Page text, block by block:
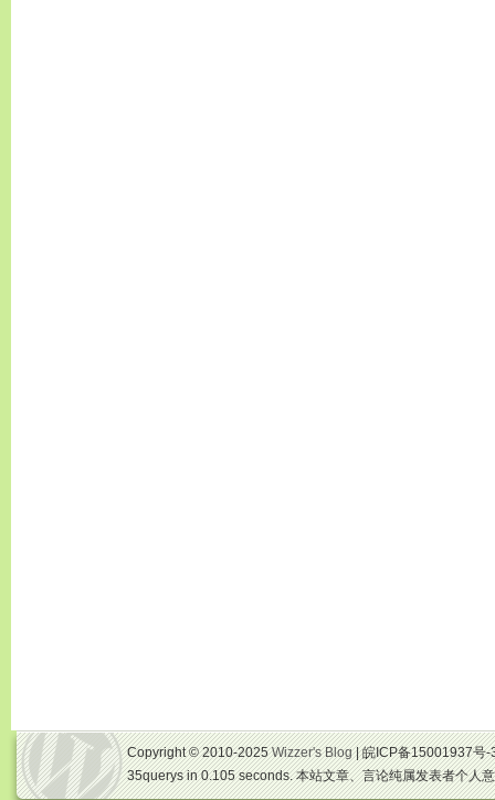
Copyright © 2010-2025Wizzer's Blog| 皖ICP备15001937号
35querys in 0.105 seconds. 本站文章、言论纯属发表者个人